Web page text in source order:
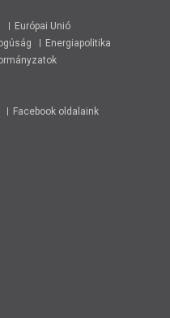
Európai Unió
Energiapolitika
Facebook oldalaink